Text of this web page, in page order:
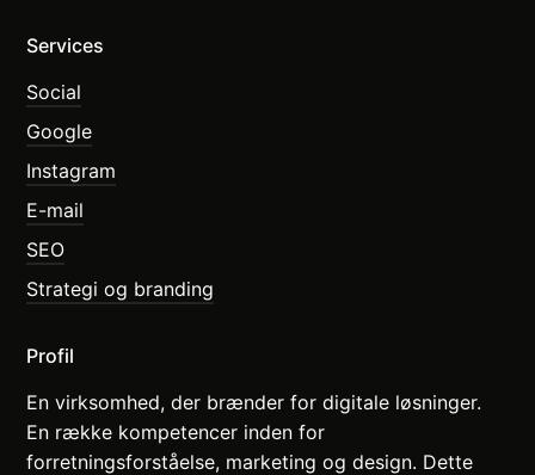
Services
Social
Google
Instagram
E-mail
SEO
Strategi og branding
Profil
En virksomhed, der brænder for digitale løsninger.
En række kompetencer inden for
forretningsforståelse, marketing og design. Dette